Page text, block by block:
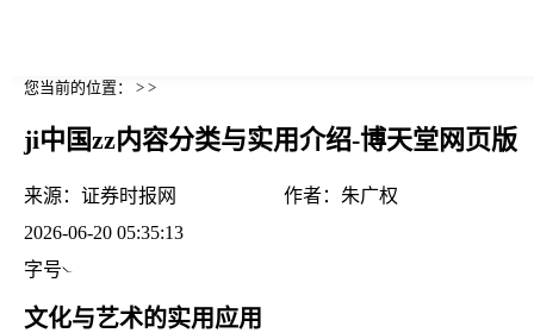
您当前的位置： > >
ji中国zz内容分类与实用介绍-博天堂网页版
来源： 证券时报网 作者： 朱广权
2026-06-20 05:35:13
字号
文化与艺术的实用应用